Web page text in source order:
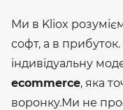
Ми в Kliox
софт, а в
індивідуальну
ecommerce, яка
воронку.Ми не